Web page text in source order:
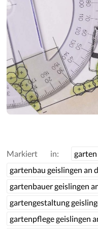
Markiert in:
garten
gartenbau geislingen an
gartenbauer geislingen
gartengestaltung
gartenpflege geislingen